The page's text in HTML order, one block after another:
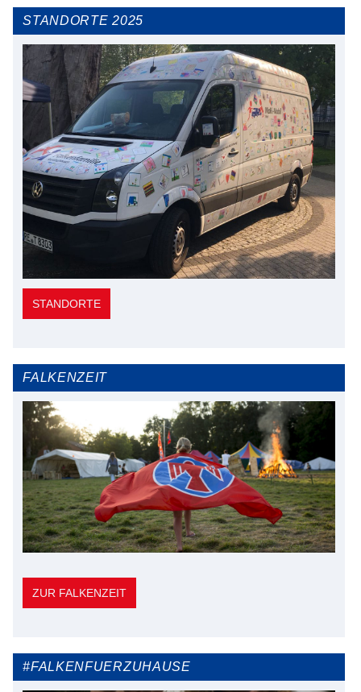
STANDORTE 2025
STANDORTE
FALKENZEIT
ZUR FALKENZEIT
#FALKENFUERZUHAUSE